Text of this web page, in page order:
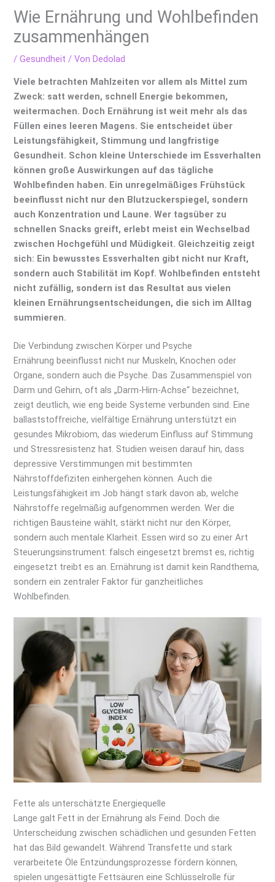
Wie Ernährung und Wohlbefinden
zusammenhängen
/Gesundheit / VonDedolad
Viele betrachten Mahlzeiten vor allem als Mittel zum
Zweck: satt werden, schnell Energie bekommen,
weitermachen. Doch Ernährung ist weit mehr als das
Füllen eines leeren Magens. Sie entscheidet über
Leistungsfähigkeit, Stimmung und langfristige
Gesundheit. Schon kleine Unterschiede im Essverhalten
können große Auswirkungen auf das tägliche
Wohlbefinden haben. Ein unregelmäßiges Frühstück
beeinflusst nicht nur den Blutzuckerspiegel, sondern
auch Konzentration und Laune. Wer tagsüber zu
schnellen Snacks greift, erlebt meist ein Wechselbad
zwischen Hochgefühl und Müdigkeit. Gleichzeitig zeigt
sich: Ein bewusstes Essverhalten gibt nicht nur Kraft,
sondern auch Stabilität im Kopf. Wohlbefinden entsteht
nicht zufällig, sondern ist das Resultat aus vielen
kleinen Ernährungsentscheidungen, die sich im Alltag
summieren.
Die Verbindung zwischen Körper und Psyche
Ernährung beeinflusst nicht nur Muskeln, Knochen oder
Organe, sondern auch die Psyche. Das Zusammenspiel von
Darm und Gehirn, oft als „Darm-Hirn-Achse“ bezeichnet,
zeigt deutlich, wie eng beide Systeme verbunden sind. Eine
ballaststoffreiche, vielfältige Ernährung unterstützt ein
gesundes Mikrobiom, das wiederum Einfluss auf Stimmung
und Stressresistenz hat. Studien weisen darauf hin, dass
depressive Verstimmungen mit bestimmten
Nährstoffdefiziten einhergehen können. Auch die
Leistungsfähigkeit im Job hängt stark davon ab, welche
Nährstoffe regelmäßig aufgenommen werden. Wer die
richtigen Bausteine wählt, stärkt nicht nur den Körper,
sondern auch mentale Klarheit. Essen wird so zu einer Art
Steuerungsinstrument: falsch eingesetzt bremst es, richtig
eingesetzt treibt es an. Ernährung ist damit kein Randthema,
sondern ein zentraler Faktor für ganzheitliches
Wohlbefinden.
Fette als unterschätzte Energiequelle
Lange galt Fett in der Ernährung als Feind. Doch die
Unterscheidung zwischen schädlichen und gesunden Fetten
hat das Bild gewandelt. Während Transfette und stark
verarbeitete Öle Entzündungsprozesse fördern können,
spielen ungesättigte Fettsäuren eine Schlüsselrolle für